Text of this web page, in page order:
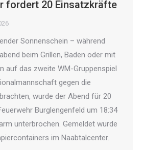
fordert 20 Einsatzkräfte
Sonnenschein – während
beim Grillen, Baden oder mit
auf das zweite WM-Gruppenspiel
gegen die
wurde der Abend für 20
Burglengenfeld um 18:34
unterbrochen. Gemeldet wurde
im Naabtalcenter.